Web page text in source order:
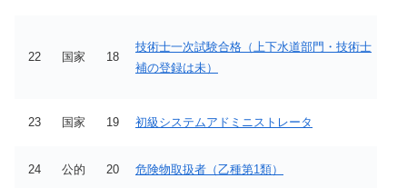
22 国家 18
技術士一次試験合格（上下水道部門・技術士
補の登録は未）
23 国家 19 初級システムアドミニストレータ
24 公的 20 危険物取扱者（乙種第1類）